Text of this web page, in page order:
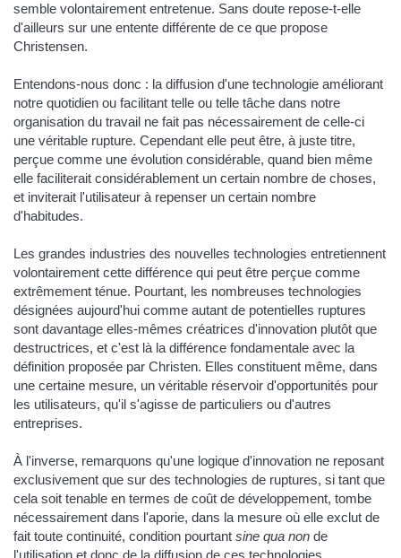
semble volontairement entretenue. Sans doute repose-t-elle
d'ailleurs sur une entente différente de ce que propose
Christensen.
Entendons-nous donc : la diffusion d'une technologie améliorant
notre quotidien ou facilitant telle ou telle tâche dans notre
organisation du travail ne fait pas nécessairement de celle-ci
une véritable rupture. Cependant elle peut être, à juste titre,
perçue comme une évolution considérable, quand bien même
elle faciliterait considérablement un certain nombre de choses,
et inviterait l'utilisateur à repenser un certain nombre
d'habitudes.
Les grandes industries des nouvelles technologies entretiennent
volontairement cette différence qui peut être perçue comme
extrêmement ténue. Pourtant, les nombreuses technologies
désignées aujourd'hui comme autant de potentielles ruptures
sont davantage elles-mêmes créatrices d'innovation plutôt que
destructrices, et c'est là la différence fondamentale avec la
définition proposée par Christen. Elles constituent même, dans
une certaine mesure, un véritable réservoir d'opportunités pour
les utilisateurs, qu'il s'agisse de particuliers ou d'autres
entreprises.
À l'inverse, remarquons qu'une logique d'innovation ne reposant
exclusivement que sur des technologies de ruptures, si tant que
cela soit tenable en termes de coût de développement, tombe
nécessairement dans l'aporie, dans la mesure où elle exclut de
fait toute continuité, condition pourtant sine qua non de
l'utilisation et donc de la diffusion de ces technologies.